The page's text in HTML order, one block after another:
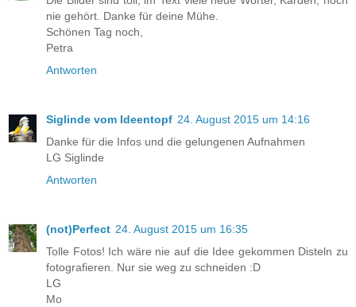
nie gehört. Danke für deine Mühe.
Schönen Tag noch,
Petra
Antworten
Siglinde vom Ideentopf 24. August 2015 um 14:16
Danke für die Infos und die gelungenen Aufnahmen
LG Siglinde
Antworten
(not)Perfect 24. August 2015 um 16:35
Tolle Fotos! Ich wäre nie auf die Idee gekommen Disteln zu
fotografieren. Nur sie weg zu schneiden :D
LG
Mo